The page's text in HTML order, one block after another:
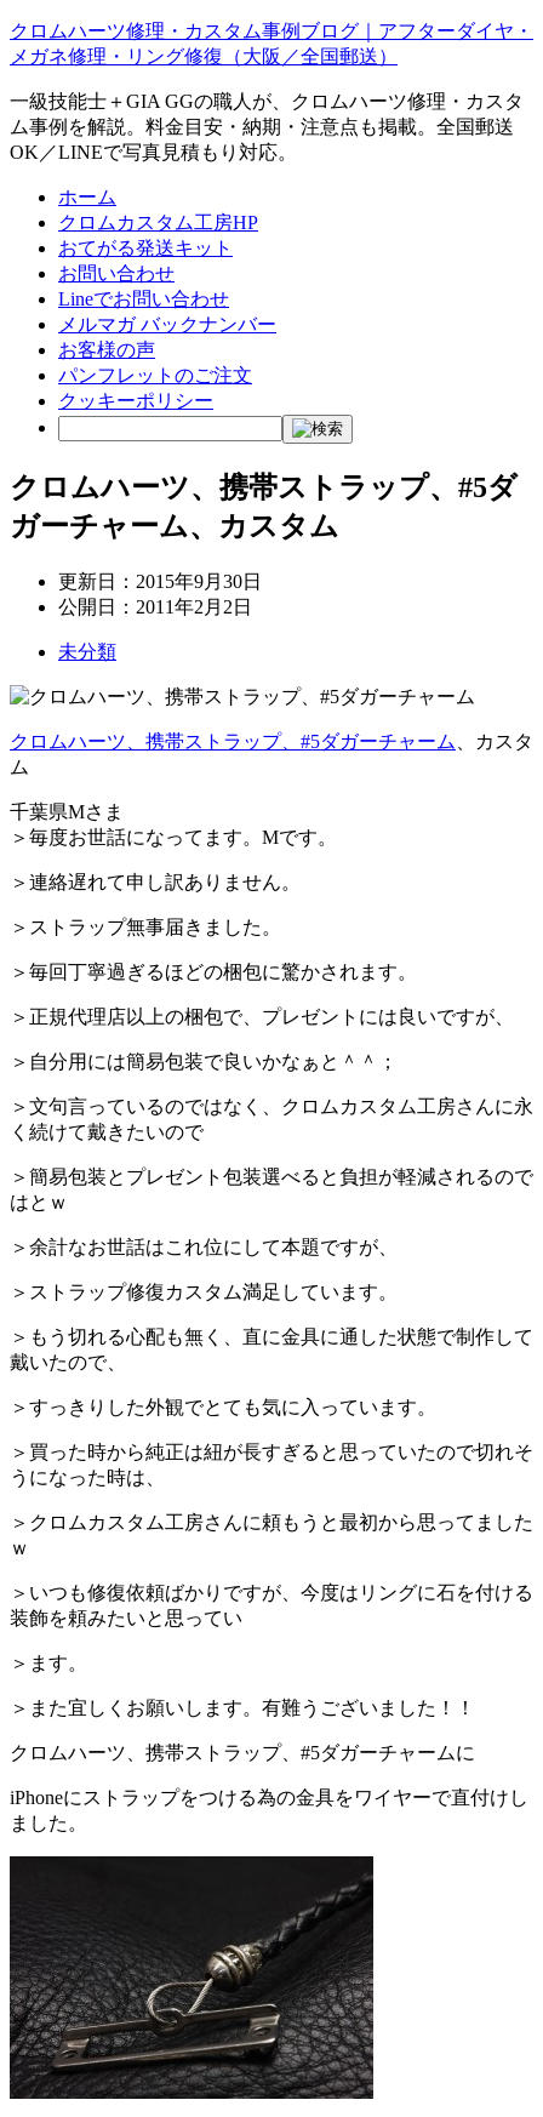
クロムハーツ修理・カスタム事例ブログ｜アフターダイヤ・
メガネ修理・リング修復（大阪／全国郵送）
一級技能士＋GIA GGの職人が、クロムハーツ修理・カスタ
ム事例を解説。料金目安・納期・注意点も掲載。全国郵送
OK／LINEで写真見積もり対応。
ホーム
クロムカスタム工房HP
おてがる発送キット
お問い合わせ
Lineでお問い合わせ
メルマガ バックナンバー
お客様の声
パンフレットのご注文
クッキーポリシー
クロムハーツ、携帯ストラップ、#5ダ
ガーチャーム、カスタム
更新日： 2015年9月30日
公開日： 2011年2月2日
未分類
クロムハーツ、携帯ストラップ、#5ダガーチャーム
、カスタ
ム
千葉県Mさま
＞毎度お世話になってます。Mです。
＞連絡遅れて申し訳ありません。
＞ストラップ無事届きました。
＞毎回丁寧過ぎるほどの梱包に驚かされます。
＞正規代理店以上の梱包で、プレゼントには良いですが、
＞自分用には簡易包装で良いかなぁと＾＾；
＞文句言っているのではなく、クロムカスタム工房さんに永
く続けて戴きたいので
＞簡易包装とプレゼント包装選べると負担が軽減されるので
はとｗ
＞余計なお世話はこれ位にして本題ですが、
＞ストラップ修復カスタム満足しています。
＞もう切れる心配も無く、直に金具に通した状態で制作して
戴いたので、
＞すっきりした外観でとても気に入っています。
＞買った時から純正は紐が長すぎると思っていたので切れそ
うになった時は、
＞クロムカスタム工房さんに頼もうと最初から思ってました
ｗ
＞いつも修復依頼ばかりですが、今度はリングに石を付ける
装飾を頼みたいと思ってい
＞ます。
＞また宜しくお願いします。有難うございました！！
クロムハーツ、携帯ストラップ、#5ダガーチャームに
iPhoneにストラップをつける為の金具をワイヤーで直付けし
ました。